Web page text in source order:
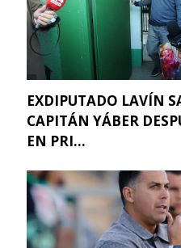
EXDIPUTADO LAVÍN
CAPITÁN YÁBER
EN PRI...